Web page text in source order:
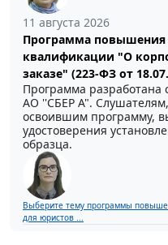
11 августа 2026
Программа повышения
квалификации "О
заказе" (223-ФЗ от
Программа разработана
АО ''СБЕР А".
освоившим программу,
удостоверения
образца.
Выберите тему программы
для юристов ...